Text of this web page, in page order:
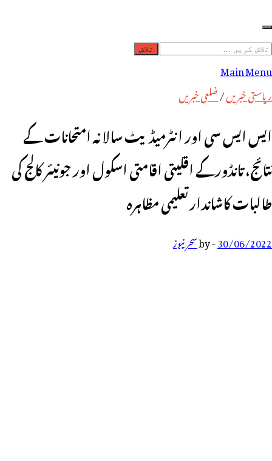
تلاش
کریں
برائے:
Main Menu
ریاستی خبریں/ضلعی خبریں
ایس ایس سی اور انٹرمیڈیٹ سالانہ امتحانات کے
نتائج، تانڈورکے اقلیتی اقامتی اسکول اور جونیئر کالج کی
طالبات کاشاندارتعلیمی مظاہرہ
30/06/2022
-
byسحر نیوز